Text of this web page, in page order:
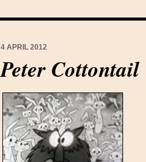
4 APRIL 2012
Peter Cottontail